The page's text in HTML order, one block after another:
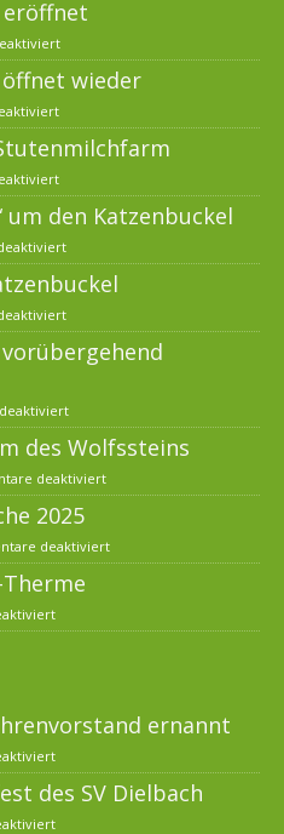
eröffnet
wieder
um den Katzenbuckel
des Wolfssteins
deaktiviert
2025
deaktiviert
ernannt
des SV Dielbach